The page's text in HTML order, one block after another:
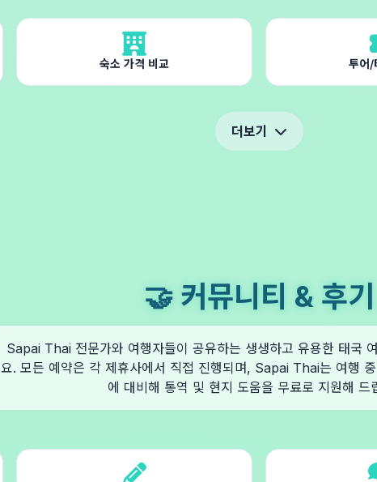
숙소 가격 비교 투어/
더보기
🤝 커뮤니티 & 후기
Sapai Thai 전문가와 여행자들이 공유하는 생생하고 유용한 태국
요. 모든 예약은 각 제휴사에서 직접 진행되며, Sapai Thai는 여행
에 대비해 통역 및 현지 도움을 무료로 지원해 드